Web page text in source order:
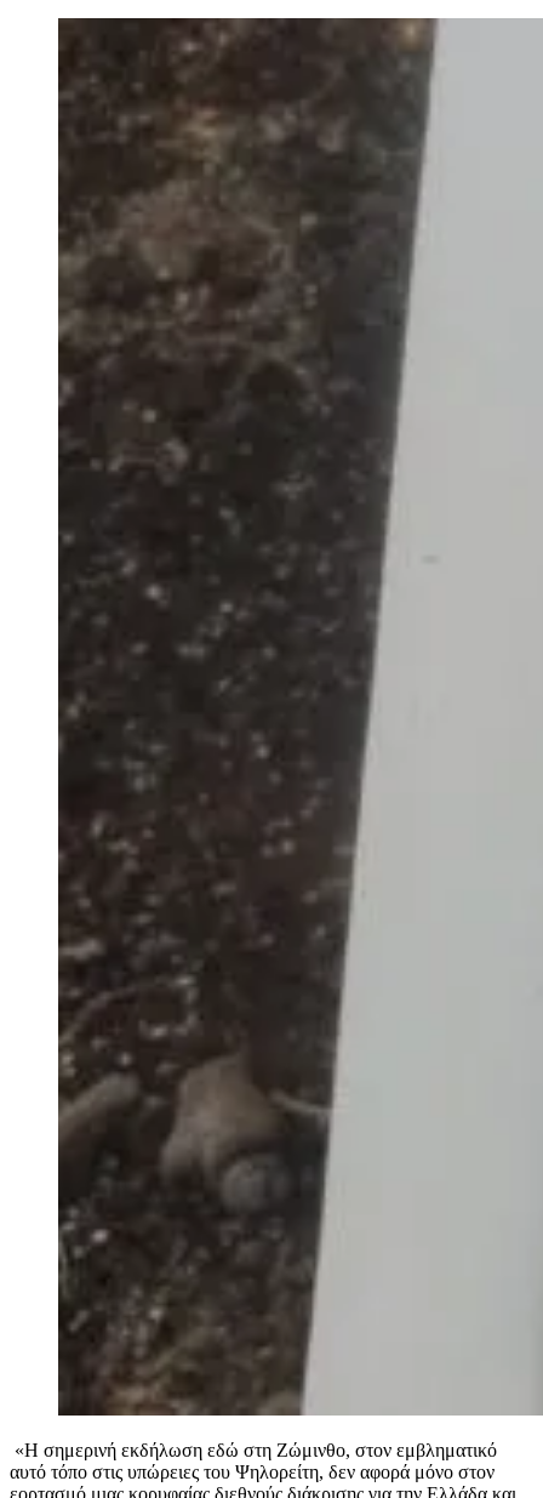
«Η σημερινή εκδήλωση εδώ στη Ζώμινθο, στον εμβληματικό
αυτό τόπο στις υπώρειες του Ψηλορείτη, δεν αφορά μόνο στον